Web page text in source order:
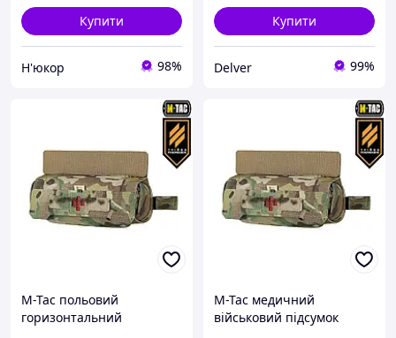
Купити
Н'юкор 98%
Купити
Delver 99%
M-Tac польовий
горизонтальний
M-Tac медичний
військовий підсумок